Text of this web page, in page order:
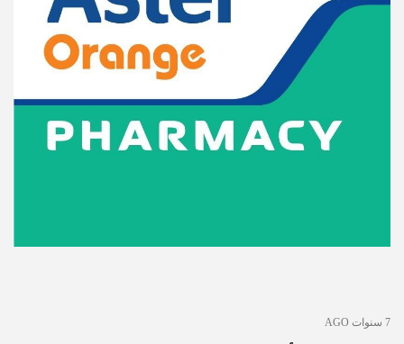
الأخبار
أسئلة شائعة
7 سنوات AGO